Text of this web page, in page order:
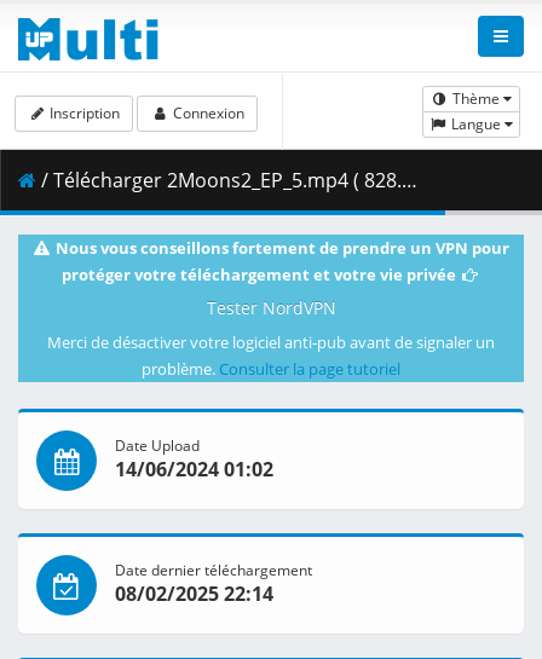
Thème
Langue
Inscription Connexion
/ Télécharger 2Moons2_EP_5.mp4 ( 828.41 MB )
Nous vous conseillons fortement de prendre un VPN pour
protéger votre téléchargement et votre vie privée
Tester NordVPN
Merci de désactiver votre logiciel anti-pub avant de signaler un
problème. Consulter la page tutoriel
Date Upload
14/06/2024 01:02
Date dernier téléchargement
08/02/2025 22:14